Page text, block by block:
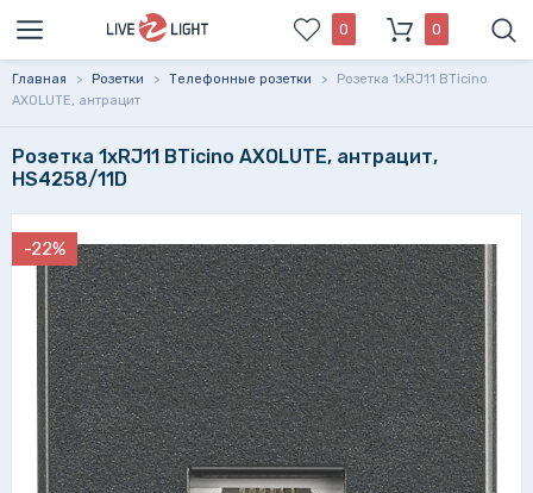
0 0
Главная > Розетки > Телефонные розетки >
Розетка 1xRJ11 BTicino
AXOLUTE, антрацит
Розетка 1xRJ11 BTicino AXOLUTE, антрацит,
HS4258/11D
-22%